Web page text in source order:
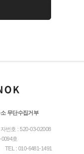
무단수집거부
번호 : 520-03-02008
호
TEL : 010-6481-1491